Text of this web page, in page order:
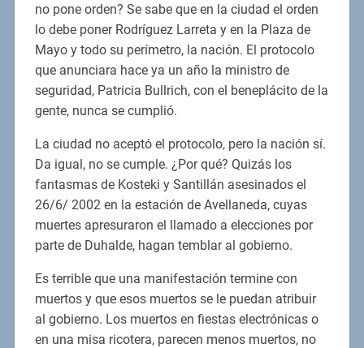
no pone orden? Se sabe que en la ciudad el orden
lo debe poner Rodríguez Larreta y en la Plaza de
Mayo y todo su perímetro, la nación. El protocolo
que anunciara hace ya un año la ministro de
seguridad, Patricia Bullrich, con el beneplácito de la
gente, nunca se cumplió.
La ciudad no aceptó el protocolo, pero la nación sí.
Da igual, no se cumple. ¿Por qué? Quizás los
fantasmas de Kosteki y Santillán asesinados el
26/6/ 2002 en la estación de Avellaneda, cuyas
muertes apresuraron el llamado a elecciones por
parte de Duhalde, hagan temblar al gobierno.
Es terrible que una manifestación termine con
muertos y que esos muertos se le puedan atribuir
al gobierno. Los muertos en fiestas electrónicas o
en una misa ricotera, parecen menos muertos, no